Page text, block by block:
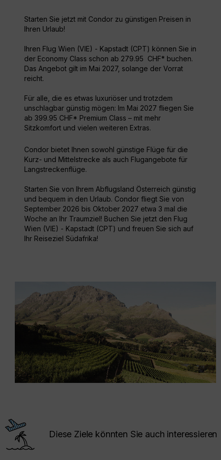
Starten Sie jetzt mit Condor zu günstigen Preisen in
Ihren Urlaub!
Ihren Flug Wien (VIE) - Kapstadt (CPT) können Sie in
der Economy Class schon ab 279.95 CHF* buchen.
Das Angebot gilt im Mai 2027, solange der Vorrat
reicht.
Für alle, die es etwas luxuriöser und trotzdem
unschlagbar günstig mögen: Im Mai 2027 fliegen Sie
ab 399.95 CHF* Premium Class – mit mehr
Sitzkomfort und vielen weiteren Extras.
Condor bietet Ihnen sowohl günstige Flüge für die
Kurz- und Mittelstrecke als auch Flugangebote für
Langstreckenflüge.
Starten Sie von Ihrem Abflugsland Österreich günstig
und bequem in den Urlaub. Condor fliegt Sie von
September 2026 bis Oktober 2027 etwa 3 mal die
Woche an Ihr Traumziel! Buchen Sie jetzt den Flug
Wien (VIE) - Kapstadt (CPT) und freuen Sie sich auf
Ihr Reiseziel Südafrika!
Diese Ziele könnten Sie auch interessieren